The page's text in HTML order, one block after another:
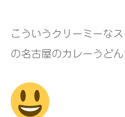
こういうクリーミーな
の名古屋のカレーうど